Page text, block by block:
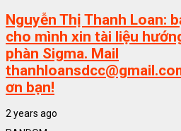
Nguyễn Thị Thanh Loan:
cho mình xin tài liệu
phàn Sigma. Mail
ơn bạn!
2 years ago